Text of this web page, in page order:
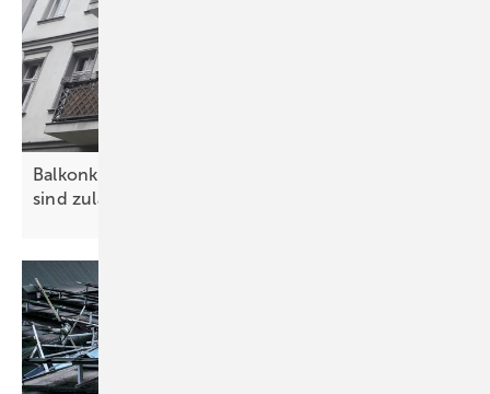
Balkonkraftwerk: Solarmodule mit Schukosteckern
sind zulässig